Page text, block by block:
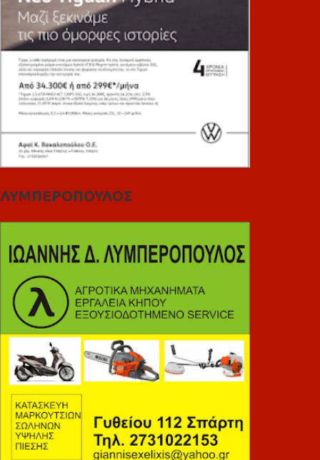
ΛΥΜΠΕΡΟΠΟΥΛΟΣ